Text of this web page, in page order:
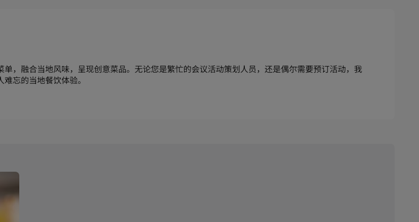
，融合当地风味，呈现创意菜品。无论您是繁忙的会议活动策划人员，还是偶尔需要预订活动，我
忘的当地餐饮体验。